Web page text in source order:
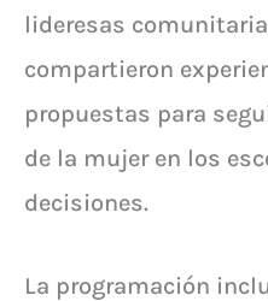
lideresas
compartieron
propuestas para
de la mujer en los
decisiones.
La programación